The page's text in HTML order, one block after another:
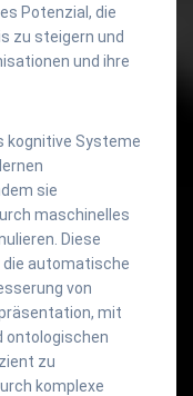
Potenzial, die
zu steigern und
und ihre
kognitive Systeme
sie
maschinelles
Diese
die automatische
von
mit
ontologischen
zu
komplexe